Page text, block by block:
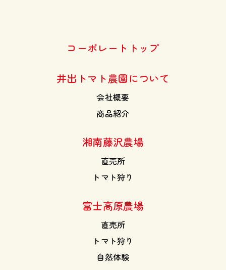
コーポレートトップ
井出トマト農園について
会社概要
商品紹介
湘南藤沢農場
直売所
トマト狩り
富士高原農場
直売所
トマト狩り
自然体験